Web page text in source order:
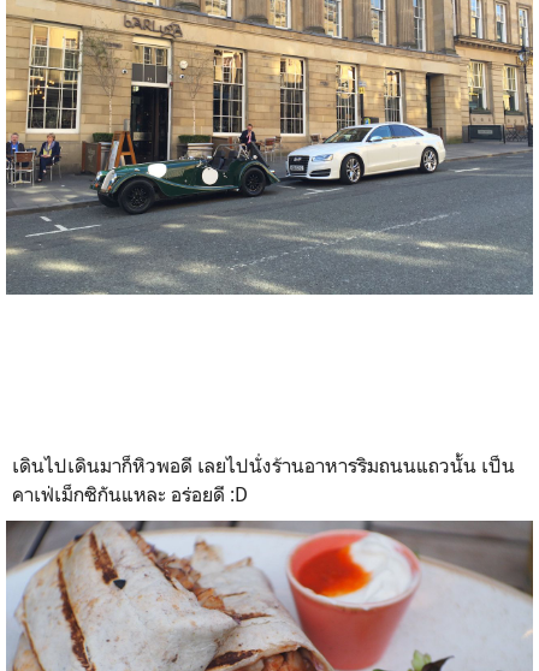
เดินไปเดินมาก็หิวพอดี เลยไปนั่งร้านอาหารริมถนนแถวนั้น เป็น
คาเฟ่เม็กซิกันแหละ อร่อยดี :D